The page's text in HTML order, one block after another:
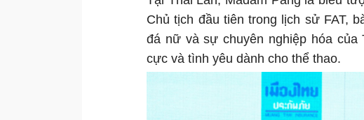
Chủ tịch đầu tiên trong lịch sử FAT,
đá nữ và sự chuyên nghiệp hóa của
cực và tình yêu dành cho thể thao.